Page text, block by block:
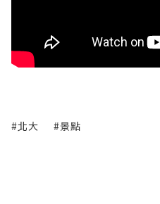
#北大 #景點